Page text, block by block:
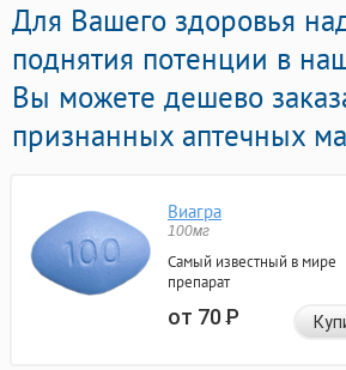
Для Вашего здоровья
поднятия потенции в
Вы можете дешево
признанных аптечных
Виагра
100мг
Самый известный в мире
препарат
от 70Р